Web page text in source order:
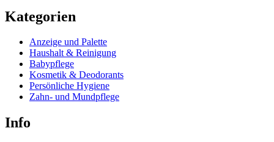
Kategorien
Anzeige und Palette
Haushalt & Reinigung
Babypflege
Kosmetik & Deodorants
Persönliche Hygiene
Zahn- und Mundpflege
Info